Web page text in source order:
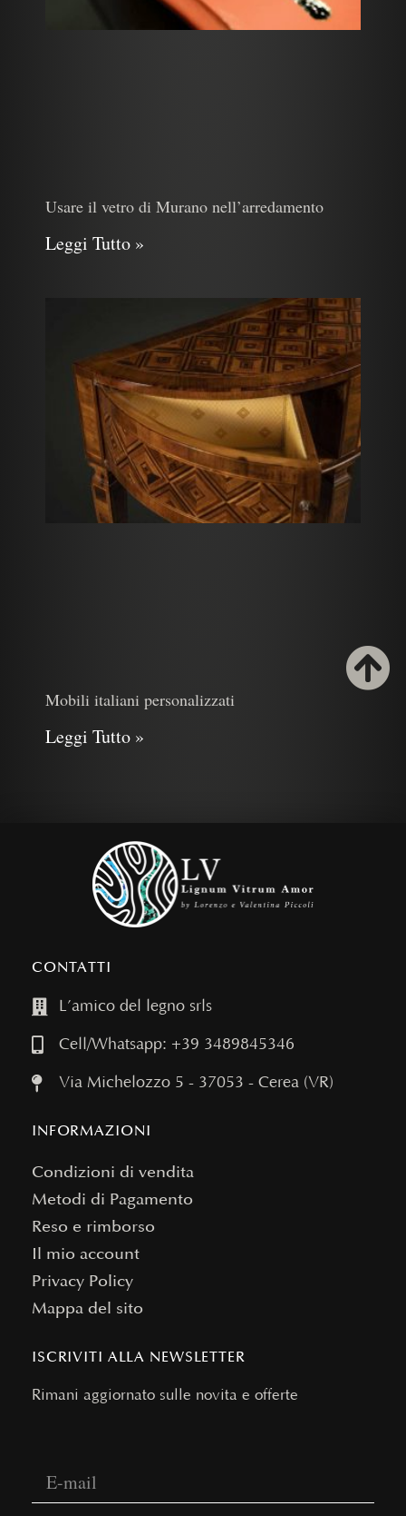
Usare il vetro di Murano nell’arredamento
Leggi Tutto »
Mobili italiani personalizzati
Leggi Tutto »
CONTATTI
L’amico del legno srls
Cell/Whatsapp: +39 3489845346
Via Michelozzo 5 - 37053 - Cerea (VR)
INFORMAZIONI
Condizioni di vendita
Metodi di Pagamento
Reso e rimborso
Il mio account
Privacy Policy
Mappa del sito
ISCRIVITI ALLA NEWSLETTER
Rimani aggiornato sulle novità e offerte